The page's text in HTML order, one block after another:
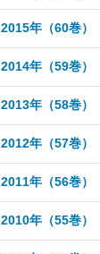
2015年（60巻）
2014年（59巻）
2013年（58巻）
2012年（57巻）
2011年（56巻）
2010年（55巻）